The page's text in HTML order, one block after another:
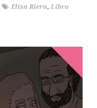
Elisa Riera, Libro